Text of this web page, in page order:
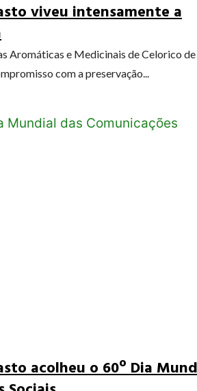
viveu intensamente a
Aromáticas e Medicinais de Celorico
com a preservação...
acolheu o 60º Dia